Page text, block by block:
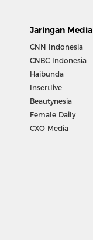
Jaringan Media
CNN Indonesia
CNBC Indonesia
Haibunda
Insertlive
Beautynesia
Female Daily
CXO Media